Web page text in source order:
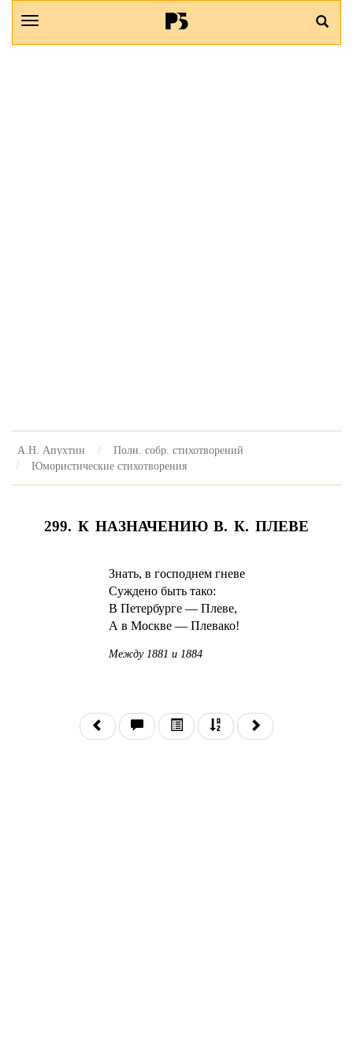
А.Н. Апухтин
Полн. собр. стихотворений
Юмористические стихотворения
299. К НАЗНАЧЕНИЮ В. К. ПЛЕВЕ
Знать, в господнем гневе
Суждено быть тако:
В Петербурге — Плеве,
А в Москве — Плевако!
Между 1881 и 1884